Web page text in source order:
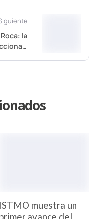
la
a
ISTMO muestra un
primer avance del